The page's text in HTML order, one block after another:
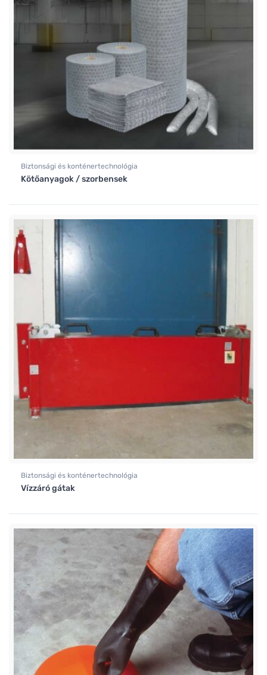
Biztonsági és konténertechnológia
Kötőanyagok / szorbensek
Biztonsági és konténertechnológia
Vízzáró gátak